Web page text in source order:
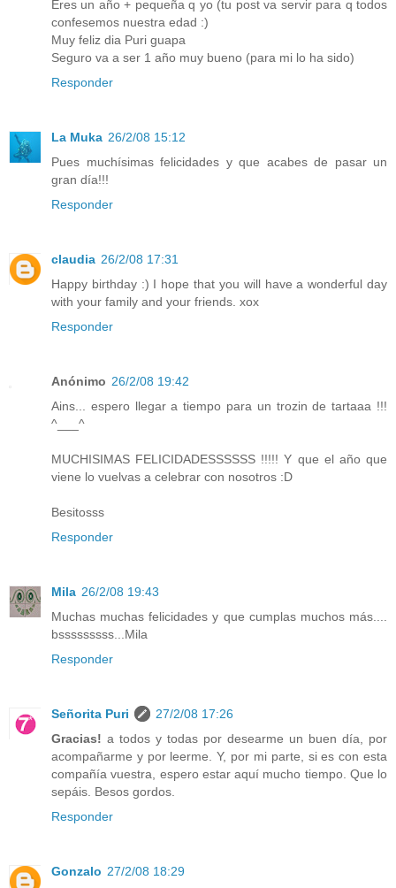
Eres un año + pequeña q yo (tu post va servir para q todos
confesemos nuestra edad :)
Muy feliz dia Puri guapa
Seguro va a ser 1 año muy bueno (para mi lo ha sido)
Responder
La Muka 26/2/08 15:12
Pues muchísimas felicidades y que acabes de pasar un
gran día!!!
Responder
claudia 26/2/08 17:31
Happy birthday :) I hope that you will have a wonderful day
with your family and your friends. xox
Responder
Anónimo 26/2/08 19:42
Ains... espero llegar a tiempo para un trozin de tartaaa !!!
^___^
MUCHISIMAS FELICIDADESSSSSS !!!!! Y que el año que
viene lo vuelvas a celebrar con nosotros :D
Besitosss
Responder
Mila 26/2/08 19:43
Muchas muchas felicidades y que cumplas muchos más....
bsssssssss...Mila
Responder
Señorita Puri
27/2/08 17:26
Gracias! a todos y todas por desearme un buen día, por
acompañarme y por leerme. Y, por mi parte, si es con esta
compañía vuestra, espero estar aquí mucho tiempo. Que lo
sepáis. Besos gordos.
Responder
Gonzalo 27/2/08 18:29